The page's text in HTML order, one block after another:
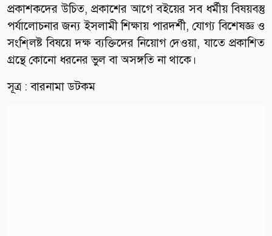
প্রকাশকদের উচিত, প্রকাশের আগে বইয়ের সব ধর্মীয় বিষয়বস্তু
পর্যালোচনার জন্য ইসলামী শিক্ষায় পারদর্শী, যোগ্য বিশেষজ্ঞ ও
সংশি্লষ্ট বিষয়ে দক্ষ ব্যক্তিদের নিয়োগ দেওয়া, যাতে প্রকাশিত
গ্রন্থে কোনো ধরনের ভুল বা অসঙ্গতি না থাকে।
সূত্র : বারনামা ডটকম